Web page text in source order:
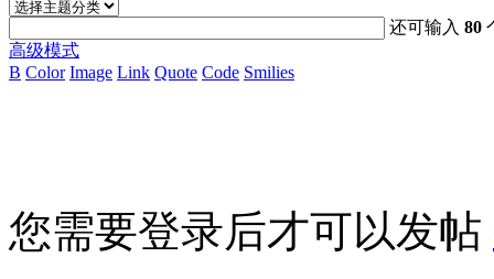
还可输入80
高级模式
B Color Image Link Quote Code Smilies
您需要登录后才可以发帖